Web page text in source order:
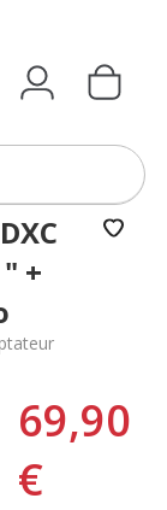
+
69,90
€